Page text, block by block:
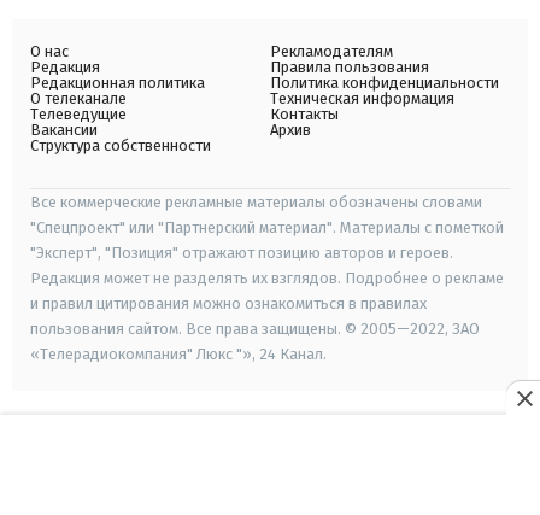
О нас
Редакция
Редакционная политика
О телеканале
Телеведущие
Вакансии
Структура собственности
Рекламодателям
Правила пользования
Политика конфиденциальности
Техническая информация
Контакты
Архив
Все коммерческие рекламные материалы обозначены словами
"Спецпроект" или "Партнерский материал". Материалы с пометкой
"Эксперт", "Позиция" отражают позицию авторов и героев.
Редакция может не разделять их взглядов. Подробнее о рекламе
и правил цитирования можно ознакомиться в правилах
пользования сайтом. Все права защищены. © 2005—2022, ЗАО
«Телерадиокомпания" Люкс "», 24 Канал.